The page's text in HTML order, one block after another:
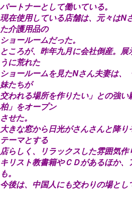
パートナーとして働いている。
現在使用している店舗は、元々はN
た介護用品の
ショールームだった。
ところが、昨年九月に会社倒産。
うに荒れた
ショールームを見たNさん夫妻は、
妹たちが
交われる場所を作りたい」との強い
柏」をオープン
させた。
大きな窓から日光がさんさんと降
テーマとする
店らしく、リラックスした雰囲気作
キリスト教書籍やＣＤがあるほか
も。
今後は、中国人にも交わりの場とし